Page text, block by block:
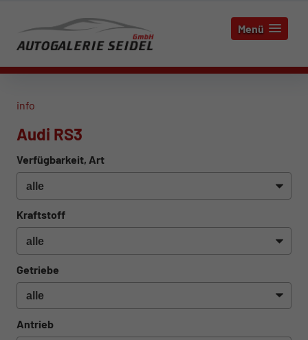
Menü
info
Audi RS3
Verfügbarkeit, Art
Kraftstoff
Getriebe
Antrieb